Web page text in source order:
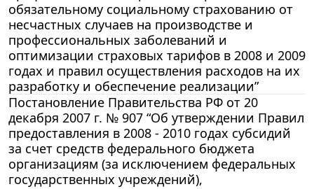
обязательному социальному страхованию от
несчастных случаев на производстве и
профессиональных заболеваний и
оптимизации страховых тарифов в 2008 и 2009
годах и правил осуществления расходов на их
разработку и обеспечение реализации”
Постановление Правительства РФ от 20
декабря 2007 г. № 907 “Об утверждении Правил
предоставления в 2008 - 2010 годах субсидий
за счет средств федерального бюджета
организациям (за исключением федеральных
государственных учреждений),